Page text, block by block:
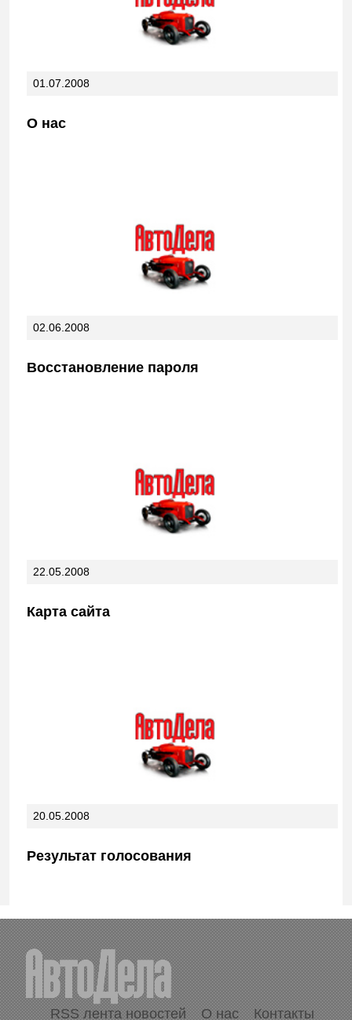
01.07.2008
О нас
02.06.2008
Восстановление пароля
22.05.2008
Карта сайта
20.05.2008
Результат голосования
RSS лента новостей О нас Контакты